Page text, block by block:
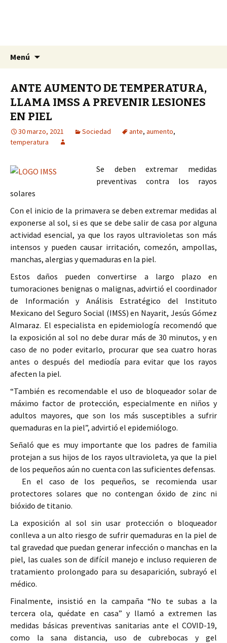
La Yunta de Tepic
La nueva opción en información
Menú
ANTE AUMENTO DE TEMPERATURA,
LLAMA IMSS A PREVENIR LESIONES
EN PIEL
30 marzo, 2021 Sociedad ante, aumento,
temperatura
Se deben extremar medidas
preventivas contra los rayos
solares
Con el inicio de la primavera se deben extremar medidas al
exponerse al sol, si es que se debe salir de casa por alguna
actividad esencial, ya que los rayos ultravioletas son más
intensos y pueden causar irritación, comezón, ampollas,
manchas, alergias y quemaduras en la piel.
Estos daños pueden convertirse a largo plazo en
tumoraciones benignas o malignas, advirtió el coordinador
de Información y Análisis Estratégico del Instituto
Mexicano del Seguro Social (IMSS) en Nayarit, Jesús Gómez
Almaraz. El especialista en epidemiología recomendó que
la exposición al sol no debe durar más de 30 minutos, y en
caso de no poder evitarlo, procurar que sea cuatro horas
antes o después del mediodía para evitar que los rayos
afecten la piel.
“También es recomendable el uso de bloqueador solar de
máximo factor de protección, especialmente en niños y
adultos mayores, que son los más susceptibles a sufrir
quemaduras en la piel”, advirtió el epidemiólogo.
Señaló que es muy importante que los padres de familia
protejan a sus hijos de los rayos ultravioleta, ya que la piel
de los pequeños aún no cuenta con las suficientes defensas.
En el caso de los pequeños, se recomienda usar
protectores solares que no contengan óxido de zinc ni
bióxido de titanio.
La exposición al sol sin usar protección o bloqueador
conlleva a un alto riesgo de sufrir quemaduras en la piel de
tal gravedad que puedan generar infección o manchas en la
piel, las cuales son de difícil manejo e incluso requieren de
tratamiento prolongado para su desaparición, subrayó el
médico.
Finalmente, insistió en la campaña “No te subas a la
tercera ola, quédate en casa” y llamó a extremen las
medidas básicas preventivas sanitarias ante el COVID-19,
como la sana distancia, uso de cubrebocas y gel